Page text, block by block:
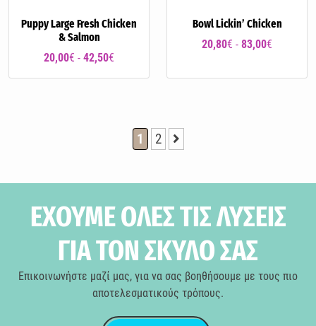
Puppy Large Fresh Chicken
& Salmon
20,00€ - 42,50€
Bowl Lickin’ Chicken
20,80€ - 83,00€
1 2
ΕΧΟΥΜΕ ΟΛΕΣ ΤΙΣ ΛΥΣΕΙΣ
ΓΙΑ ΤΟΝ ΣΚΥΛΟ ΣΑΣ
Επικοινωνήστε μαζί μας, για να σας βοηθήσουμε με τους πιο
αποτελεσματικούς τρόπους.